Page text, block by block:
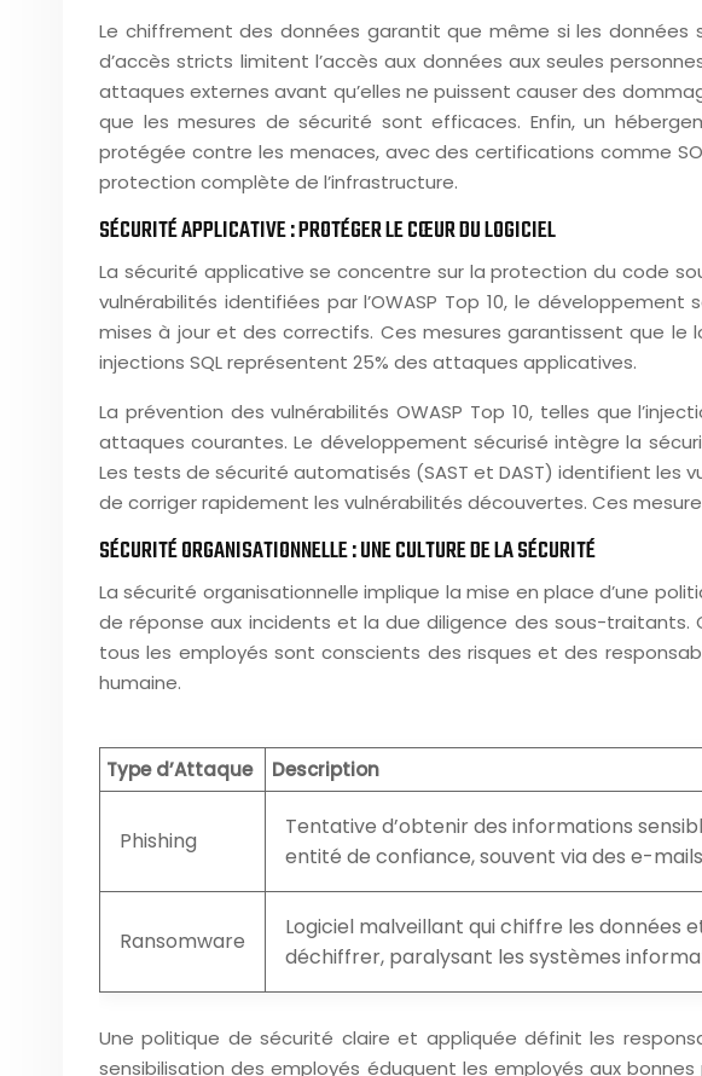
Le chiffrement des données garantit que même si les données
d’accès stricts limitent l’accès aux données aux seules
attaques externes avant qu’elles ne puissent causer des
que les mesures de sécurité sont efficaces. Enfin, un
protégée contre les menaces, avec des certifications comme
protection complète de l’infrastructure.
SÉCURITÉ APPLICATIVE : PROTÉGER LE CŒUR DU LOGICIEL
La sécurité applicative se concentre sur la protection du code
vulnérabilités identifiées par l’OWASP Top 10, le
mises à jour et des correctifs. Ces mesures garantissent que
injections SQL représentent 25% des attaques applicatives.
La prévention des vulnérabilités OWASP Top 10, telles que
attaques courantes. Le développement sécurisé intègre la
Les tests de sécurité automatisés (SAST et DAST) identifient
de corriger rapidement les vulnérabilités découvertes. Ces
SÉCURITÉ ORGANISATIONNELLE : UNE CULTURE DE LA SÉCURITÉ
La sécurité organisationnelle implique la mise en place d’une
de réponse aux incidents et la due diligence des sous-
tous les employés sont conscients des risques et des
humaine.
Type d’Attaque Description
Phishing
Tentative d’obtenir des informations
entité de confiance, souvent via des e-
Ransomware
Logiciel malveillant qui chiffre les données
déchiffrer, paralysant les systèmes
Une politique de sécurité claire et appliquée définit les
sensibilisation des employés éduquent les employés aux